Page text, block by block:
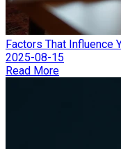
Factors That Influence
2025-08-15
Read More